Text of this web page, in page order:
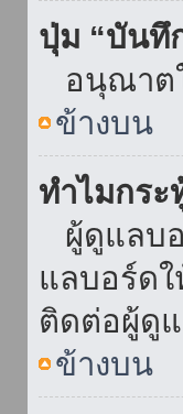
ปุ่ม “บันทึ
อนุณาต
ข้างบน
ทำไมกร
ผู้ดูแลบ
แลบอร์ด
ติดต่อผู้ดู
ข้างบน